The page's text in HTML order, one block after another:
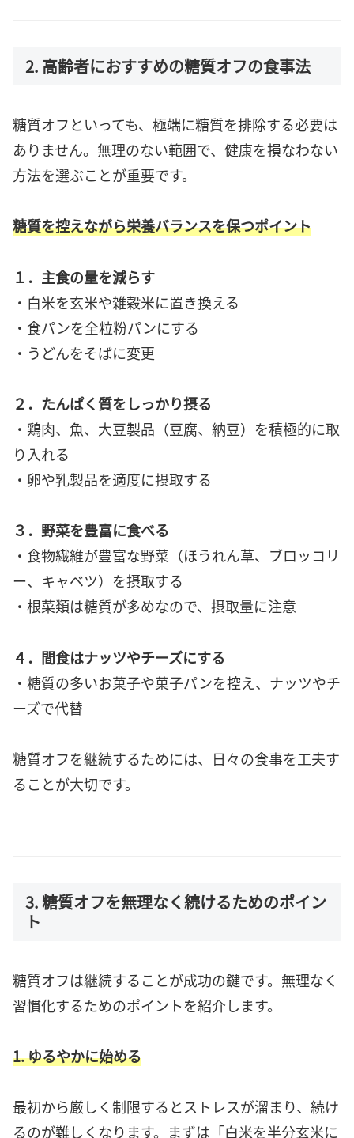
2. 高齢者におすすめの糖質オフの食事法
糖質オフといっても、極端に糖質を排除する必要は
ありません。無理のない範囲で、健康を損なわない
方法を選ぶことが重要です。
糖質を控えながら栄養バランスを保つポイント
１．主食の量を減らす
・白米を玄米や雑穀米に置き換える
・食パンを全粒粉パンにする
・うどんをそばに変更
２．たんぱく質をしっかり摂る
・鶏肉、魚、大豆製品（豆腐、納豆）を積極的に取
り入れる
・卵や乳製品を適度に摂取する
３．野菜を豊富に食べる
・食物繊維が豊富な野菜（ほうれん草、ブロッコリ
ー、キャベツ）を摂取する
・根菜類は糖質が多めなので、摂取量に注意
４．間食はナッツやチーズにする
・糖質の多いお菓子や菓子パンを控え、ナッツやチ
ーズで代替
糖質オフを継続するためには、日々の食事を工夫す
ることが大切です。
3. 糖質オフを無理なく続けるためのポイン
ト
糖質オフは継続することが成功の鍵です。無理なく
習慣化するためのポイントを紹介します。
1. ゆるやかに始める
最初から厳しく制限するとストレスが溜まり、続け
るのが難しくなります。まずは「白米を半分玄米に